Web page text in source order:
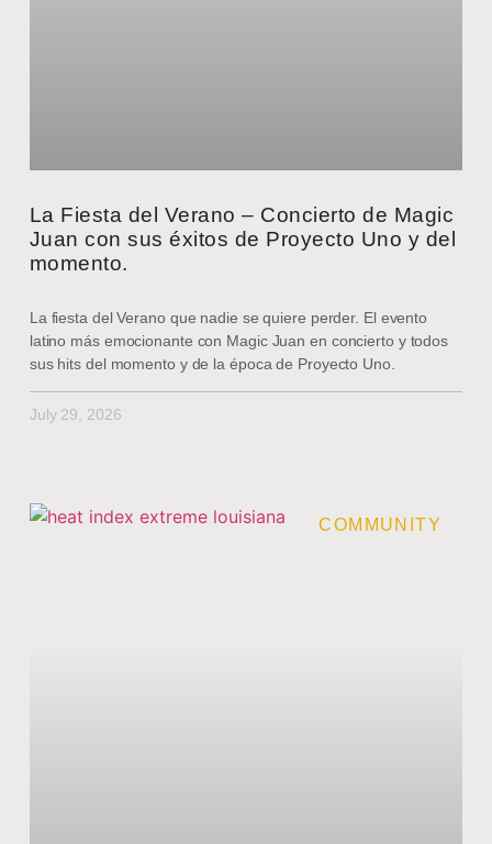
La Fiesta del Verano – Concierto de Magic
Juan con sus éxitos de Proyecto Uno y del
momento.
La fiesta del Verano que nadie se quiere perder. El evento
latino más emocionante con Magic Juan en concierto y todos
sus hits del momento y de la época de Proyecto Uno.
July 29, 2026
COMMUNITY